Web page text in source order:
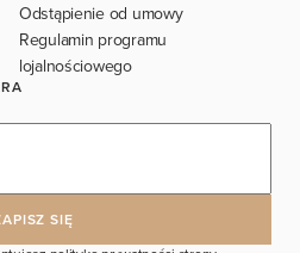
Odstąpienie od umowy
Regulamin programu
lojalnościowego